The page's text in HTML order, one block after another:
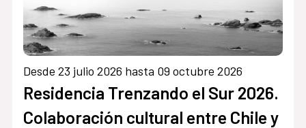
Desde 23 julio 2026 hasta 09 octubre 2026
Residencia Trenzando el Sur 2026.
Colaboración cultural entre Chile y